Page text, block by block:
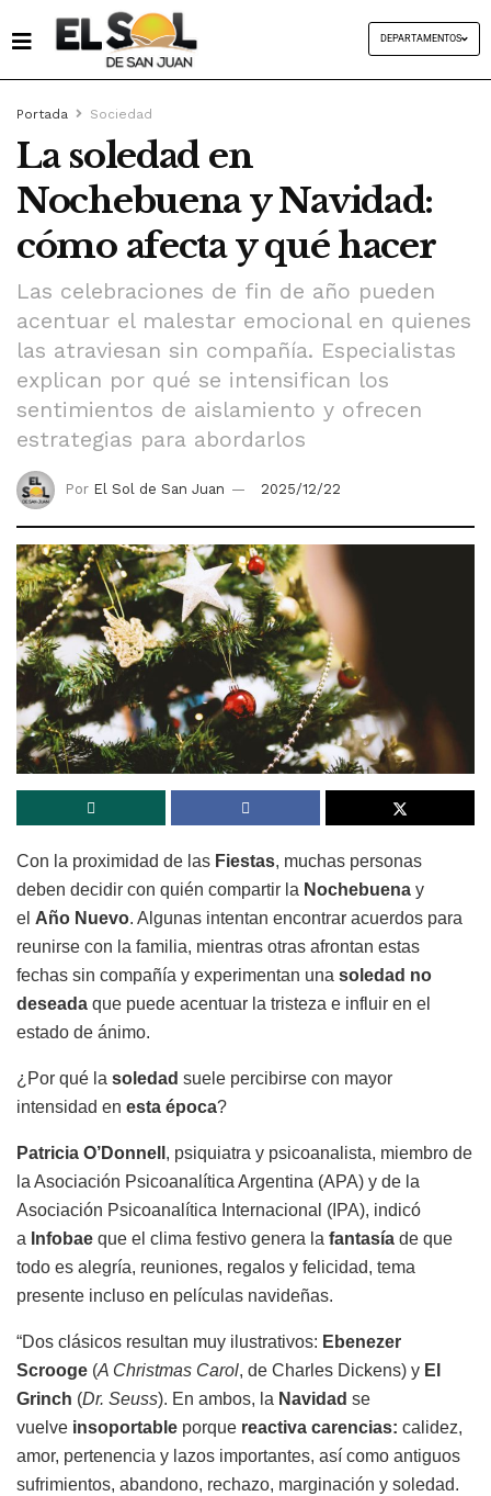
DEPARTAMENTOS
Portada Sociedad
La soledad en
Nochebuena y Navidad:
cómo afecta y qué hacer
Las celebraciones de fin de año pueden
acentuar el malestar emocional en quienes
las atraviesan sin compañía. Especialistas
explican por qué se intensifican los
sentimientos de aislamiento y ofrecen
estrategias para abordarlos
Por El Sol de San Juan 2025/12/22
Con la proximidad de las Fiestas, muchas personas
deben decidir con quién compartir la Nochebuena y
el Año Nuevo. Algunas intentan encontrar acuerdos para
reunirse con la familia, mientras otras afrontan estas
fechas sin compañía y experimentan una soledad no
deseada que puede acentuar la tristeza e influir en el
estado de ánimo.
¿Por qué la soledad suele percibirse con mayor
intensidad en esta época?
Patricia O’Donnell , psiquiatra y psicoanalista, miembro de
la Asociación Psicoanalítica Argentina (APA) y de la
Asociación Psicoanalítica Internacional (IPA), indicó
a Infobae que el clima festivo genera la fantasía de que
todo es alegría, reuniones, regalos y felicidad, tema
presente incluso en películas navideñas.
“Dos clásicos resultan muy ilustrativos: Ebenezer
Scrooge (A Christmas Carol, de Charles Dickens) y El
Grinch (Dr. Seuss). En ambos, la Navidad se
vuelve insoportable porque reactiva carencias: calidez,
amor, pertenencia y lazos importantes, así como antiguos
sufrimientos, abandono, rechazo, marginación y soledad.